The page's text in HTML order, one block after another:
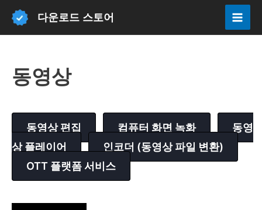
다운로드 스토어
동영상
동영상 편집 컴퓨터 화면 녹화
동영
상 플레이어
인코더 (동영상 파일 변환)
OTT 플랫폼 서비스